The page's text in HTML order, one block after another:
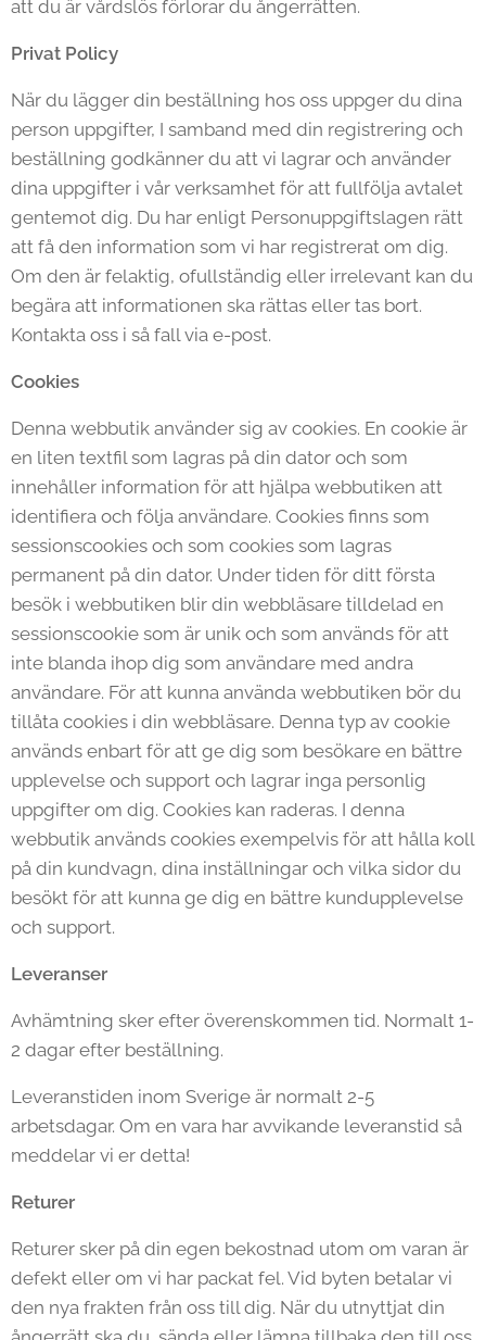
att du är vårdslös förlorar du ångerrätten.
Privat Policy
När du lägger din beställning hos oss uppger du dina
person uppgifter, I samband med din registrering och
beställning godkänner du att vi lagrar och använder
dina uppgifter i vår verksamhet för att fullfölja avtalet
gentemot dig. Du har enligt Personuppgiftslagen rätt
att få den information som vi har registrerat om dig.
Om den är felaktig, ofullständig eller irrelevant kan du
begära att informationen ska rättas eller tas bort.
Kontakta oss i så fall via e-post.
Cookies
Denna webbutik använder sig av cookies. En cookie är
en liten textfil som lagras på din dator och som
innehåller information för att hjälpa webbutiken att
identifiera och följa användare. Cookies finns som
sessionscookies och som cookies som lagras
permanent på din dator. Under tiden för ditt första
besök i webbutiken blir din webbläsare tilldelad en
sessionscookie som är unik och som används för att
inte blanda ihop dig som användare med andra
användare. För att kunna använda webbutiken bör du
tillåta cookies i din webbläsare. Denna typ av cookie
används enbart för att ge dig som besökare en bättre
upplevelse och support och lagrar inga personlig
uppgifter om dig. Cookies kan raderas. I denna
webbutik används cookies exempelvis för att hålla koll
på din kundvagn, dina inställningar och vilka sidor du
besökt för att kunna ge dig en bättre kundupplevelse
och support.
Leveranser
Avhämtning sker efter överenskommen tid. Normalt 1-
2 dagar efter beställning.
Leveranstiden inom Sverige är normalt 2-5
arbetsdagar. Om en vara har avvikande leveranstid så
meddelar vi er detta!
Returer
Returer sker på din egen bekostnad utom om varan är
defekt eller om vi har packat fel. Vid byten betalar vi
den nya frakten från oss till dig. När du utnyttjat din